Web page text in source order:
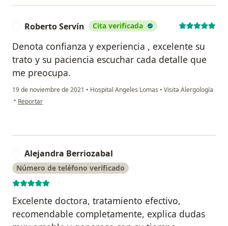
Roberto Servín Cita verificada
Denota confianza y experiencia , excelente su
trato y su paciencia escuchar cada detalle que
me preocupa.
19 de noviembre de 2021 • Hospital Angeles Lomas • Visita Alergología
• en opinión del usuario Roberto Servín
Reportar
Alejandra Berriozabal
Número de teléfono verificado
Excelente doctora, tratamiento efectivo,
recomendable completamente, explica dudas